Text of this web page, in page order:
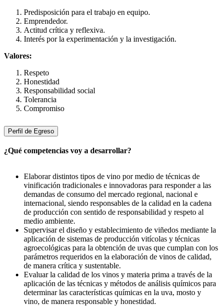
Predisposición para el trabajo en equipo.
Emprendedor.
Actitud crítica y reflexiva.
Interés por la experimentación y la investigación.
Valores:
Respeto
Honestidad
Responsabilidad social
Tolerancia
Compromiso
Perfil de Egreso
¿Qué competencias voy a desarrollar?
Elaborar distintos tipos de vino por medio de técnicas de
vinificación tradicionales e innovadoras para responder a las
demandas de consumo del mercado regional, nacional e
internacional, siendo responsables de la calidad en la cadena
de producción con sentido de responsabilidad y respeto al
medio ambiente.
Supervisar el diseño y establecimiento de viñedos mediante la
aplicación de sistemas de producción vitícolas y técnicas
agroecológicas para la obtención de uvas que cumplan con los
parámetros requeridos en la elaboración de vinos de calidad,
de manera crítica y sustentable.
Evaluar la calidad de los vinos y materia prima a través de la
aplicación de las técnicas y métodos de análisis químicos para
determinar las características químicas en la uva, mosto y
vino, de manera responsable y honestidad.